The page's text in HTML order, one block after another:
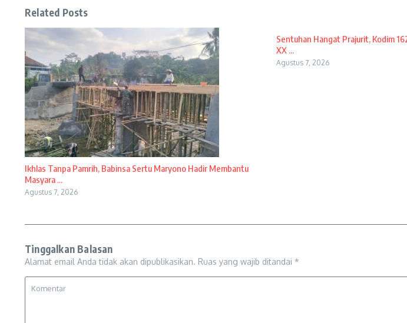
Related Posts
Ikhlas Tanpa Pamrih, Babinsa Sertu Maryono Hadir Membantu
Masyara ...
Agustus 7, 2026
Sentuhan Hangat Prajurit, Kodim
XX ...
Agustus 7, 2026
Tinggalkan Balasan
Alamat email Anda tidak akan dipublikasikan. Ruas yang wajib ditandai *